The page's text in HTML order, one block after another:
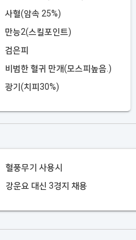
사혈(암속 25%)
만능2(스킬포인트)
검은피
비범한 혈귀 만개(모스피높음.)
광기(치피30%)
혈풍무기 사용시
강운요 대신 3경지 채용